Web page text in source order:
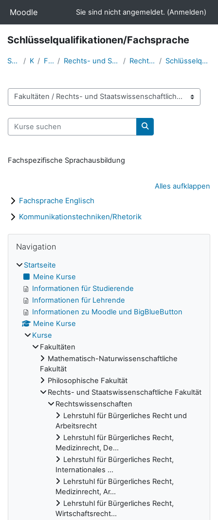
Moodle Sie sind nicht angemeldet. (Anmelden)
Schlüsselqualifikationen/Fachsprache
Startseite Kurse Fakultäten Rechts- und Staatswissenschaftliche Fakultät Rechtswissenschaften Schlüsselqualifikationen/Fachsprache
Kursbereiche
Kurse suchen
Kurse suchen
Fachspezifische Sprachausbildung
Alles aufklappen
Fachsprache Englisch
Kommunikationstechniken/Rhetorik
Navigation
Startseite
Meine Kurse
Informationen für Studierende
Informationen für Lehrende
Informationen zu Moodle und BigBlueButton
Meine Kurse
Kurse
Fakultäten
Mathematisch-Naturwissenschaftliche
Fakultät
Philosophische Fakultät
Rechts- und Staatswissenschaftliche Fakultät
Rechtswissenschaften
Lehrstuhl für Bürgerliches Recht und
Arbeitsrecht
Lehrstuhl für Bürgerliches Recht,
Medizinrecht, De...
Lehrstuhl für Bürgerliches Recht,
Internationales ...
Lehrstuhl für Bürgerliches Recht,
Medizinrecht, Ar...
Lehrstuhl für Bürgerliches Recht,
Wirtschaftsrecht...